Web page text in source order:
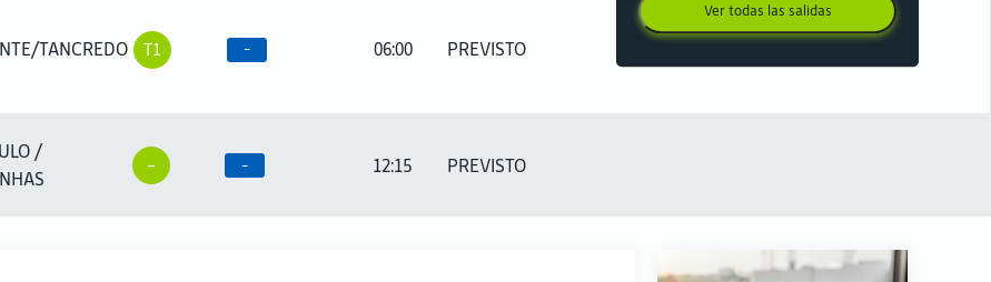
TANCREDO
T1 - 06:00 PREVISTO
/
- - 12:15 PREVISTO
Ver todas las salidas